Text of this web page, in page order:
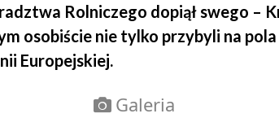
Rolniczego dopiął swego –
osobiście nie tylko przybyli na
Europejskiej.
Galeria